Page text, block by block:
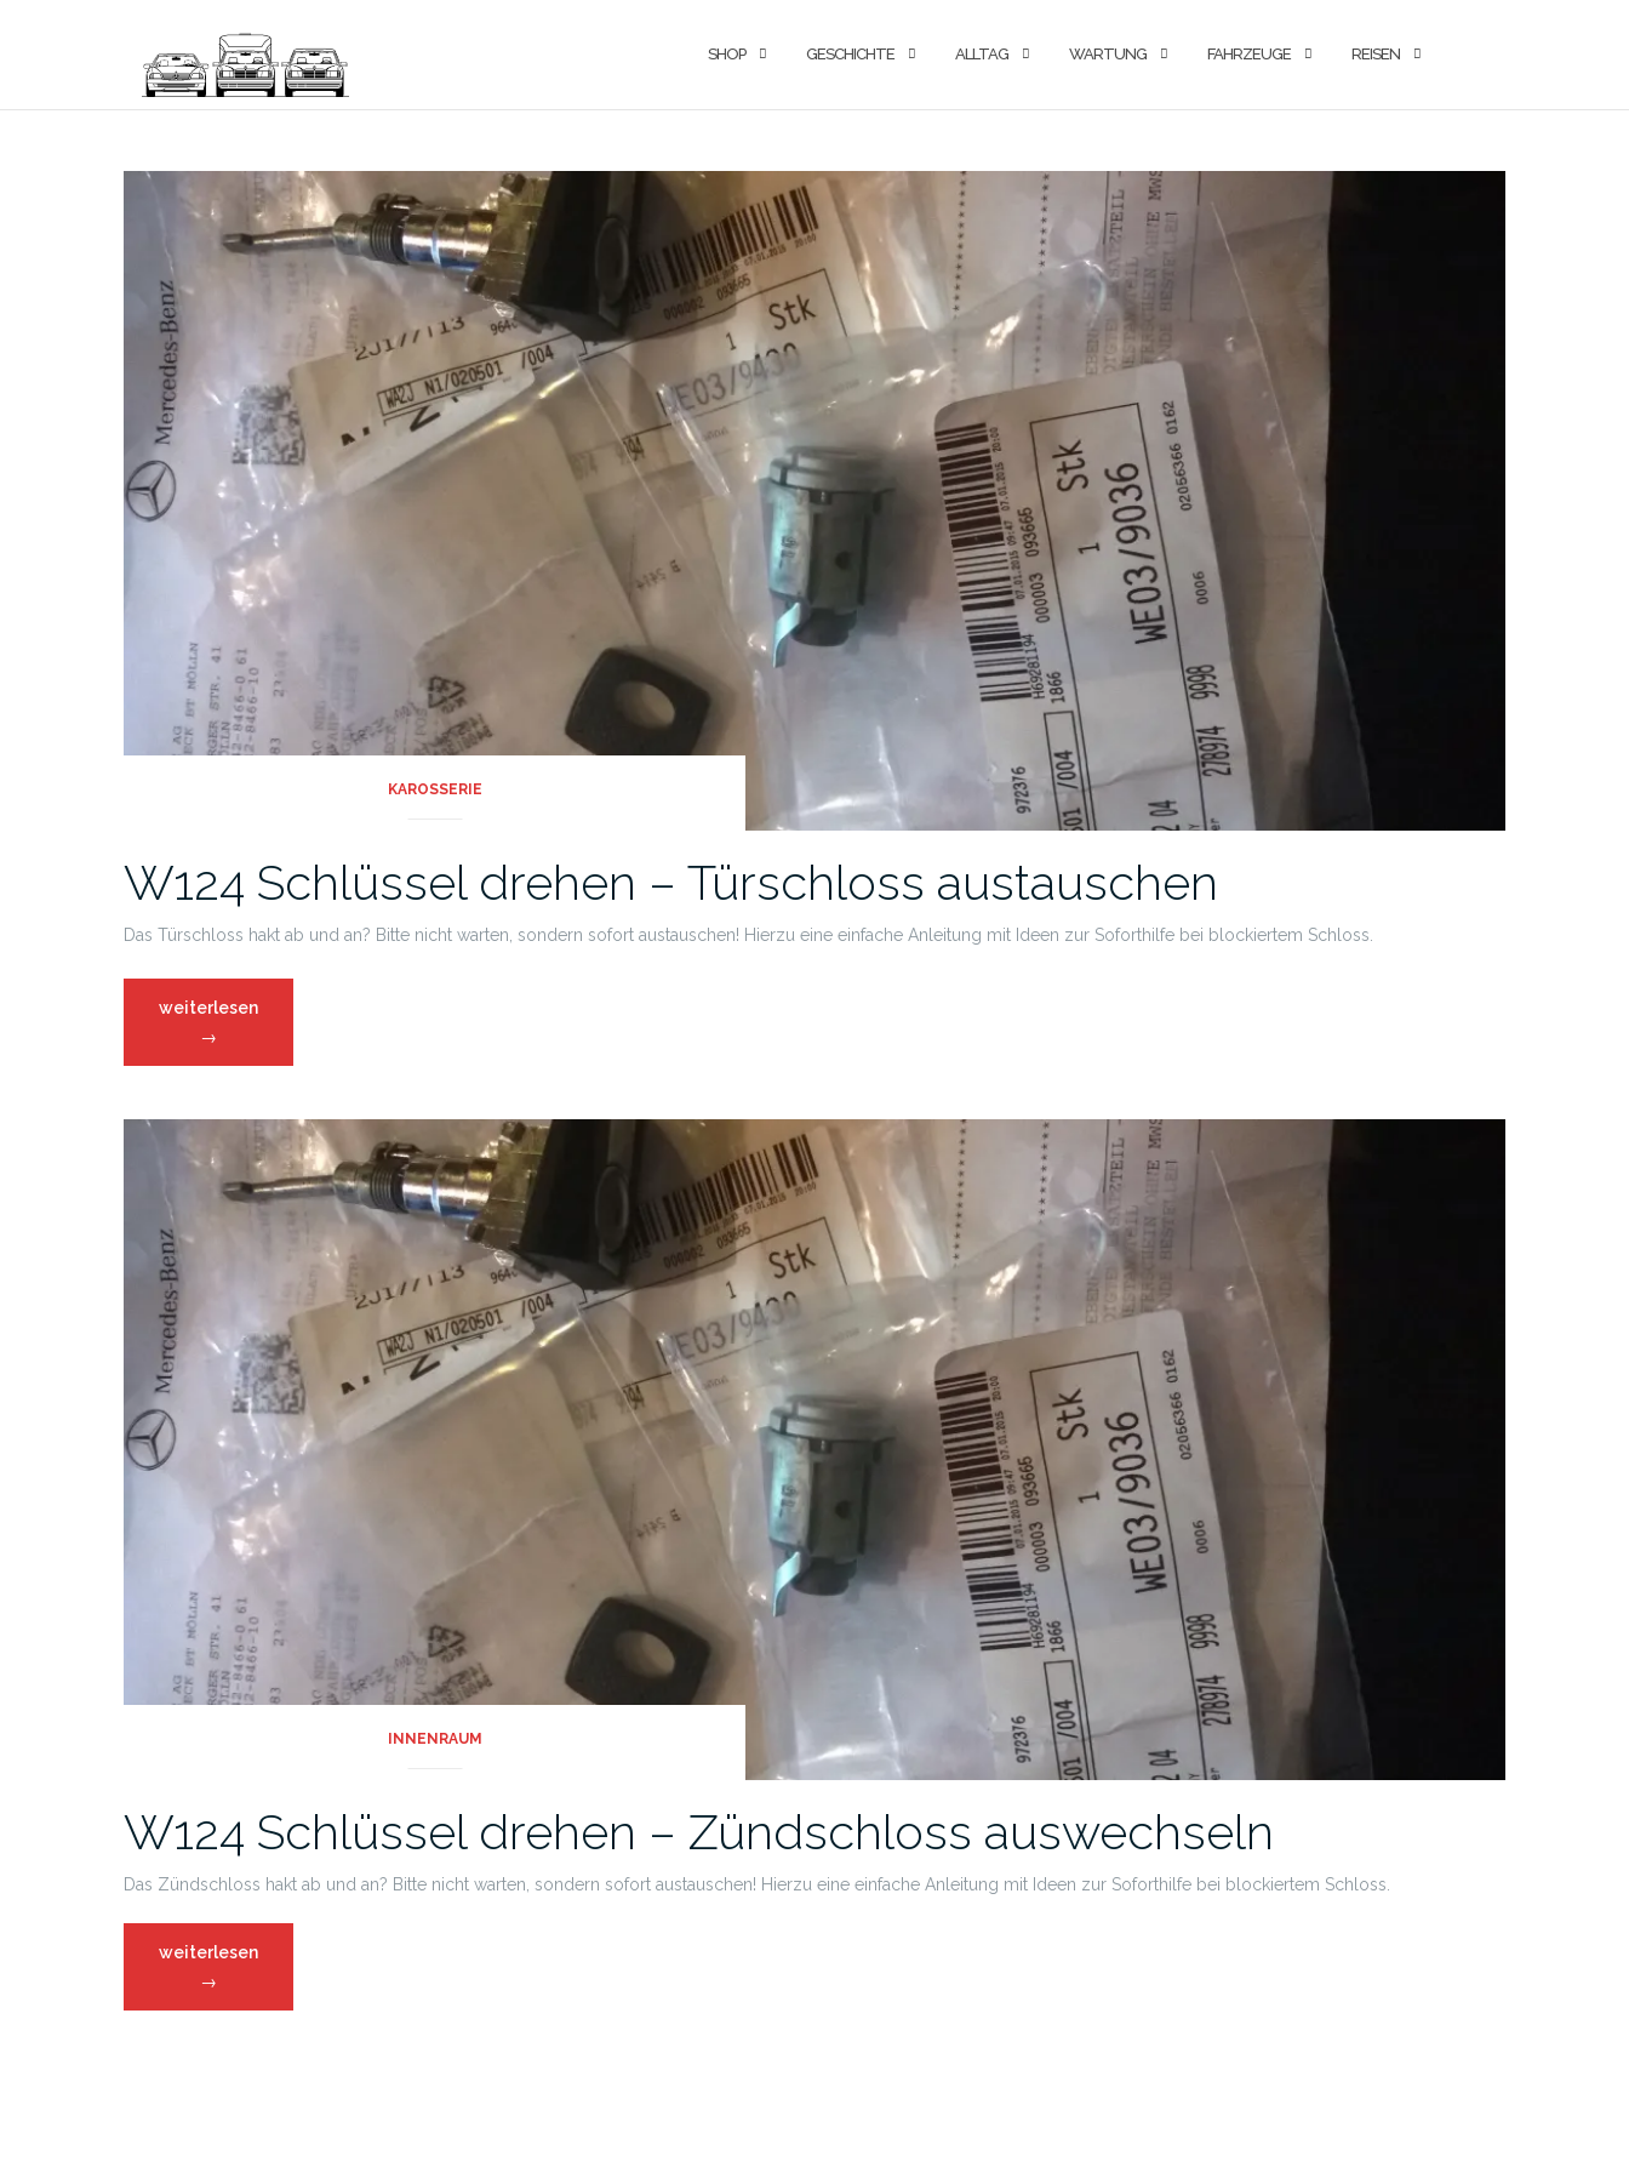
SHOP GESCHICHTE ALLTAG WARTUNG FAHRZEUGE REISEN
KAROSSERIE
W124 Schlüssel drehen – Türschloss austauschen
Das Türschloss hakt ab und an? Bitte nicht warten, sondern sofort austauschen! Hierzu eine einfache Anleitung mit Ideen zur Soforthilfe bei blockiertem Schloss.
weiterlesen
→
INNENRAUM
W124 Schlüssel drehen – Zündschloss auswechseln
Das Zündschloss hakt ab und an? Bitte nicht warten, sondern sofort austauschen! Hierzu eine einfache Anleitung mit Ideen zur Soforthilfe bei blockiertem Schloss.
weiterlesen
→